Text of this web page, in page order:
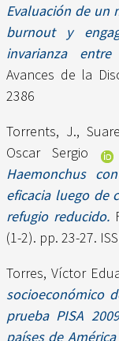
Evaluación de un
burnout y
invarianza
Avances de la
2386
Torrents, J.,
Oscar Sergio
Haemonchus
eficacia luego de
refugio reducido.
(1-2). pp. 23-27.
Torres, Víctor
socioeconómico
prueba PISA
países de